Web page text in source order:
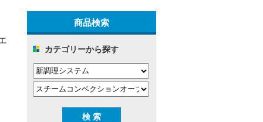
商品検索
カテゴリーから探す